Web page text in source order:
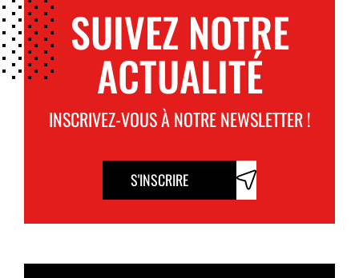
SUIVEZ NOTRE
ACTUALITÉ
INSCRIVEZ-VOUS À NOTRE NEWSLETTER !
S'INSCRIRE